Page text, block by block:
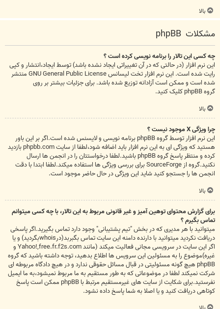
بالا
مشکلات phpBB
چه کسی این تالار را برنامه نویسی کرده است ؟
این نرم افزار (در حالتی که در آن تغییراتی ایجاد نشده باشد) توسط ایجاد،انتشار و کپی
رایت شده است. این نرم افزار تخت لیسانس GNU General Public License منتشر
شده است و ممکن است آزادانه توزیع شده باشد. برای جزئیات بیشتر بر روی
گروه phpBB
کلیک کنید.
بالا
چرا ویژگی X موجود نیست ؟
این نرم افزار توسط گروه phpBB برنامه نویسی و لایسنس شده است.اگر بر این باور
هستید که ویژگی ای به این نرم افزار باید اضافه شود،لطفا از سایت phpbb.com بازدید
کرده و منتظر پاسخ گروه phpBB باشید.لطفا درخواستتان را در انجمن ها ارسال
نکنید.گروه از SourceForge برای بررسی ویژگی ها استفاده میکند.لطفا ابتدا با دقت
انجمن ها را جستجو کنید شاید این ویژگی در حال حاضر موجود است.
بالا
برای گزارش محتوای توهین آمیز و غیر قانونی مربوط به این تالار، با چه کسی میتوانم
تماس بگیرم ؟
میتوانید با هر مدیری که در بخش "تیم پشتیبانی" وجود دارد تماس بگیرید.اگر پاسخی
دریافت نکردید میتوانید با دارنده دامنه این سایت تماس بگبربد(درwhoisبگردید) و یا
اگر این سایت در سرویسی مجانی فعالیت میکند (مانند Yahoo!,free.fr.f2s.com و
غیره)موضوع را به مسئولین این سرویس ها اطلاع بدهید، توجه داشته باشید که گروه
phpBB هیچ گونه مسئولیتی در قبال مسائل حقوقی ندارد و در هیچ دادگاه مربوطه ای
شرکت نمیکند لطفا در موضوعاتی که به طور مستقیم به ما مربوط نمیشود،به ما ایمیل
نفرستید.برای شکایت از سایت های غیرمستقیم مرتبط با phpBB ممکن است پاسخ
کوتاهی دریافت کنید و یا اصلا به شما پاسخ داده نشود.